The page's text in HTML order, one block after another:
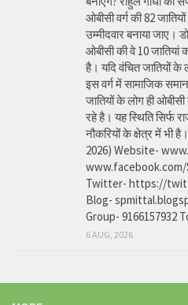
ओबीसी वर्ग की 82
उम्मीदवार बनाया जाए।
ओबीसी की वे 10 जातियां
है। यदि वंचित जातियों के
इस वर्ग में सामाजिक
जातियों के लोग ही
रहे है। यह स्थिति सिर्फ
नौकरियों के क्षेत्र में भी
2026) Website-
Twitter- https://
Blog-
Group- 9166157932
6 AUG, 2026